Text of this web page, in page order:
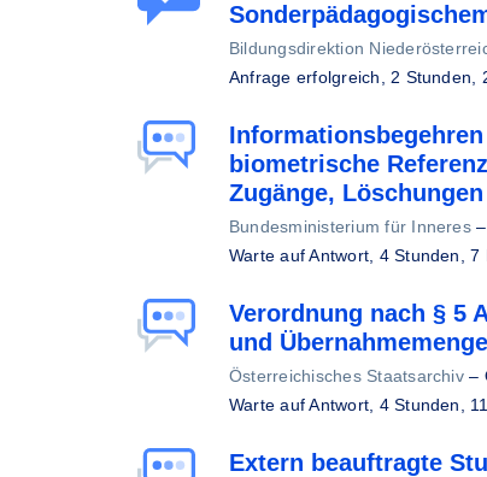
Bildungsdirektion
Anfrage erfolgreich, 2 Stunden,
biometrische
Zugänge, Löschungen
Bundesministerium für Inneres–
Warte auf Antwort, 4 Stunden, 7
Verordnung nach § 5
und
Österreichisches Staatsarchiv–
Warte auf Antwort, 4 Stunden,
Extern beauftragte